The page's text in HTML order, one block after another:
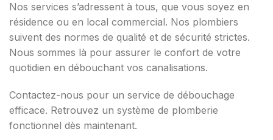
Nos services s’adressent à tous, que vous soyez en
résidence ou en local commercial. Nos plombiers
suivent des normes de qualité et de sécurité strictes.
Nous sommes là pour assurer le confort de votre
quotidien en débouchant vos canalisations.
Contactez-nous pour un service de débouchage
efficace. Retrouvez un système de plomberie
fonctionnel dès maintenant.